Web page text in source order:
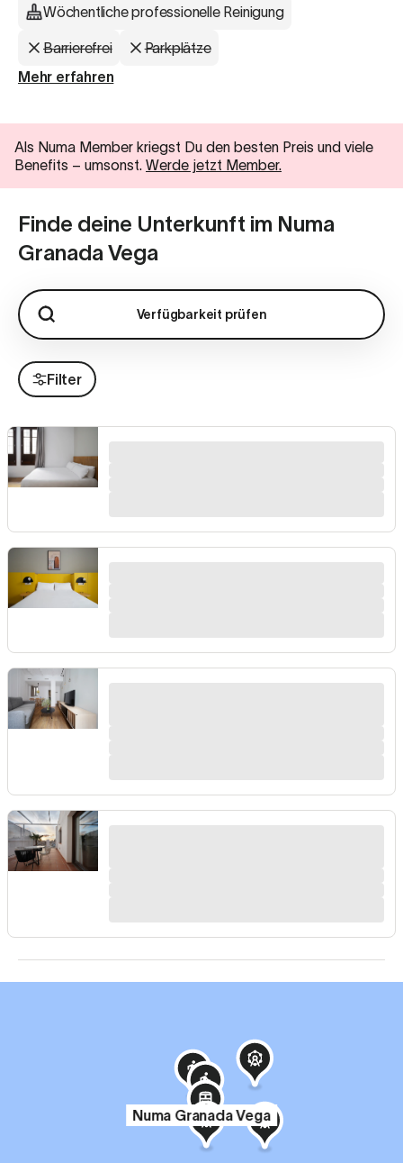
Wöchentliche professionelle Reinigung
Barrierefrei
Parkplätze
Mehr erfahren
Als Numa Member kriegst Du den besten Preis und viele
Benefits – umsonst. Werde jetzt Member.
Finde deine Unterkunft im Numa
Granada Vega
Verfügbarkeit prüfen
Filter
Numa Granada Vega